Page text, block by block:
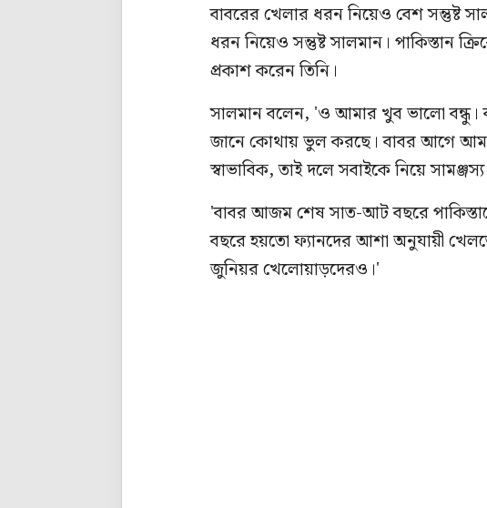
বাবরের খেলার ধরন নিয়েও বেশ সন্তুষ্ট
ধরন নিয়েও সন্তুষ্ট সালমান। পাকিস্তান
প্রকাশ করেন তিনি।
সালমান বলেন, 'ও আমার খুব ভালো
জানে কোথায় ভুল করছে। বাবর আগে
স্বাভাবিক, তাই দলে সবাইকে নিয়ে
'বাবর আজম শেষ সাত-আট বছরে
বছরে হয়তো ফ্যানদের আশা অনুযায়ী
জুনিয়র খেলোয়াড়দেরও।'